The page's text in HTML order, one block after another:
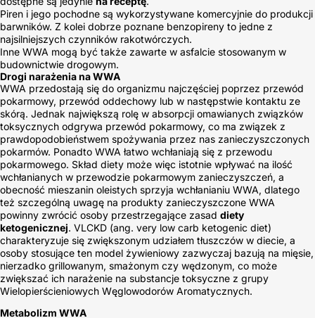
Piren i jego pochodne są wykorzystywane komercyjnie do produkcji
barwników. Z kolei dobrze poznane benzopireny to jedne z
najsilniejszych czynników rakotwórczych.
Inne WWA mogą być także zawarte w asfalcie stosowanym w
budownictwie drogowym.
Drogi narażenia na WWA
WWA przedostają się do organizmu najczęściej poprzez przewód
pokarmowy, przewód oddechowy lub w następstwie kontaktu ze
skórą. Jednak największą rolę w absorpcji omawianych związków
toksycznych odgrywa przewód pokarmowy, co ma związek z
prawdopodobieństwem spożywania przez nas zanieczyszczonych
pokarmów. Ponadto WWA łatwo wchłaniają się z przewodu
pokarmowego. Skład diety może więc istotnie wpływać na ilość
wchłanianych w przewodzie pokarmowym zanieczyszczeń, a
obecność mieszanin oleistych sprzyja wchłanianiu WWA, dlatego
też szczególną uwagę na produkty zanieczyszczone WWA
powinny zwrócić osoby przestrzegające zasad diety
ketogenicznej. VLCKD (ang. very low carb ketogenic diet)
charakteryzuje się zwiększonym udziałem tłuszczów w diecie, a
osoby stosujące ten model żywieniowy zazwyczaj bazują na mięsie,
nierzadko grillowanym, smażonym czy wędzonym, co może
zwiększać ich narażenie na substancje toksyczne z grupy
Wielopierścieniowych Węglowodorów Aromatycznych.
Metabolizm WWA